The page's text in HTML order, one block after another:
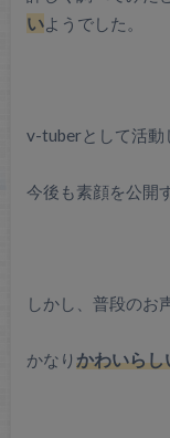
いようでした。
v-tuberとして活動
今後も素顔を公開
しかし、普段のお
かなり かわいらし